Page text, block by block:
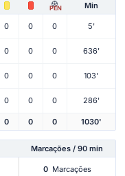
PEN Min
0 0 0 5'
0 0 0 636'
0 0 0 103'
0 0 0 286'
0 0 0 1030'
Marcações / 90 min
0 Marcações